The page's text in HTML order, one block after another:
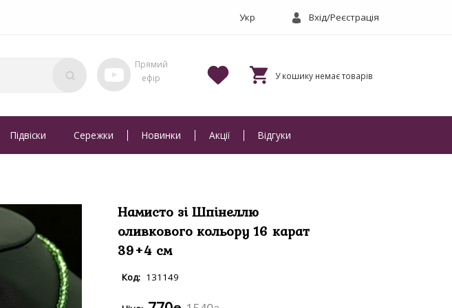
Вхід/Реєстрація
Підвіски Сережки Новинки Акції Відгуки
Намисто зі Шпінеллю
оливкового кольору 16 карат
39+4 см
131149